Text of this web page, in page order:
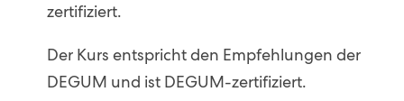
zertifiziert.
Der Kurs entspricht den Empfehlungen der
DEGUM und ist DEGUM-zertifiziert.